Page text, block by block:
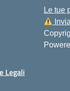
Le tue
Legali